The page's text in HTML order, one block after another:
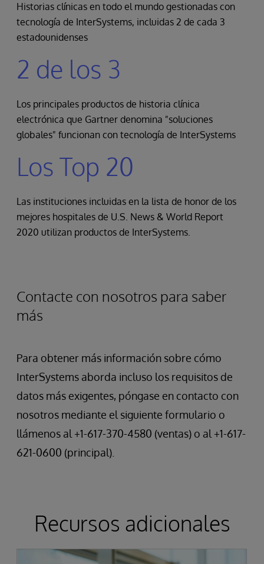
Historias clínicas en todo el mundo gestionadas con
tecnología de InterSystems, incluidas 2 de cada 3
estadounidenses
2 de los 3
Los principales productos de historia clínica
electrónica que Gartner denomina "soluciones
globales" funcionan con tecnología de InterSystems
Los Top 20
Las instituciones incluidas en la lista de honor de los
mejores hospitales de U.S. News & World Report
2020 utilizan productos de InterSystems.
Contacte con nosotros para saber
más
Para obtener más información sobre cómo
InterSystems aborda incluso los requisitos de
datos más exigentes, póngase en contacto con
nosotros mediante el siguiente formulario o
llámenos al +1-617-370-4580 (ventas) o al +1-617-
621-0600 (principal).
Recursos adicionales